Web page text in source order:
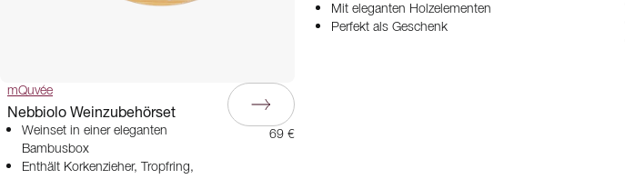
mQuvée
Nebbiolo Weinzubehörset
Weinset in einer eleganten
Bambusbox
Enthält Korkenzieher, Tropfring,
69 €
Mit eleganten Holzelementen
Perfekt als Geschenk